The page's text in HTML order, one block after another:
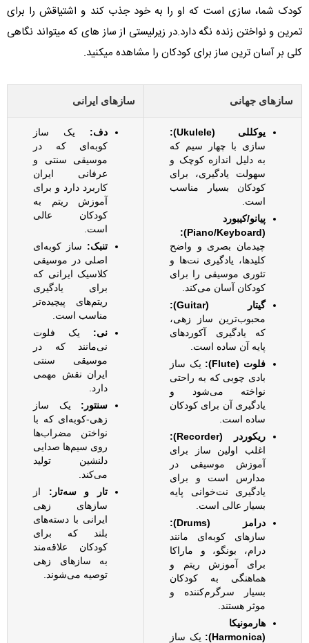
کودک شما، سازی است که او را به خود جذب کند و اشتیاقش را برای
تمرین و نواختن زنده نگه دارد.در زیرلیستی از ساز های که میتواند نگاهی
کلی بر آسان ترین ساز برای کودکان را مشاهده میکنید.
سازهای جهانی سازهای ایرانی
یوکللی (Ukulele):
سازی با چهار سیم که
به دلیل اندازه کوچک و
سهولت یادگیری، برای
کودکان بسیار مناسب
است.
پیانو/کیبورد
(Piano/Keyboard):
چیدمان بصری و واضح
کلیدها، یادگیری نت‌ها و
تئوری موسیقی را برای
کودکان آسان می‌کند.
گیتار (Guitar):
محبوب‌ترین ساز زهی،
که یادگیری آکوردهای
پایه آن ساده است.
فلوت (Flute):
یک ساز
بادی چوبی که به راحتی
نواخته می‌شود و
یادگیری آن برای کودکان
ساده است.
ریکوردر (Recorder):
اغلب اولین ساز برای
آموزش موسیقی در
مدارس است و برای
یادگیری نت‌خوانی پایه
بسیار عالی است.
درامز (Drums):
سازهای کوبه‌ای مانند
درام، بونگو، و ماراکا
برای آموزش ریتم و
هماهنگی به کودکان
بسیار سرگرم‌کننده و
موثر هستند.
هارمونیکا
(Harmonica):
یک ساز
دف: یک ساز
کوبه‌ای که در
موسیقی سنتی و
عرفانی ایران
کاربرد دارد و برای
آموزش ریتم به
کودکان عالی
است.
تنبک: ساز کوبه‌ای
اصلی در موسیقی
کلاسیک ایرانی که
برای یادگیری
ریتم‌های پیچیده‌تر
مناسب است.
نی: یک فلوت
نی‌مانند که در
موسیقی سنتی
ایران نقش مهمی
دارد.
سنتور: یک ساز
زهی-کوبه‌ای که با
نواختن مضراب‌ها
روی سیم‌ها صدایی
دلنشین تولید
می‌کند.
تار و سه‌تار: از
سازهای زهی
ایرانی با دسته‌های
بلند که برای
کودکان علاقه‌مند
به سازهای زهی
توصیه می‌شوند.